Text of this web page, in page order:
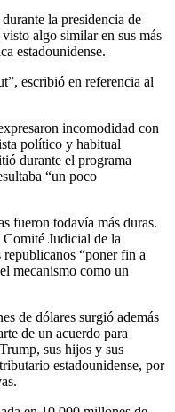
la presidencia de
algo similar en sus más
estadounidense.
escribió en referencia al
incomodidad con
político y habitual
durante el programa
“un poco
fueron todavía más duras.
Judicial de la
republicanos “poner fin a
mecanismo como un
de dólares surgió además
de un acuerdo para
sus hijos y sus
estadounidense, por